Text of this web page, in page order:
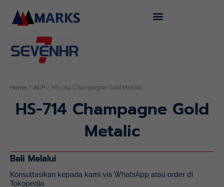
content
Home / ACP / HS-714 Champagne Gold Metalic
HS-714 Champagne Gold
Metalic
Beli Melalui
Konsultasikan kepada kami via WhatsApp atau order di
Tokopedia.